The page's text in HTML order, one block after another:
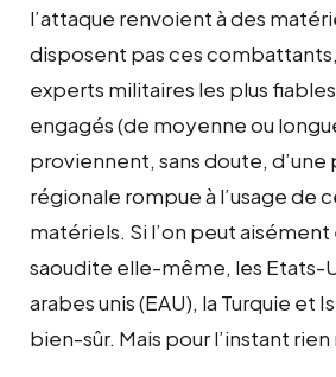
l’attaque renvoient à des
disposent pas ces
experts militaires les plus
engagés (de moyenne ou
proviennent, sans doute, d’une
régionale rompue à l’usage de
matériels. Si l’on peut aisément
saoudite elle-même, les Etats-
arabes unis (EAU), la Turquie et
bien-sûr. Mais pour l’instant